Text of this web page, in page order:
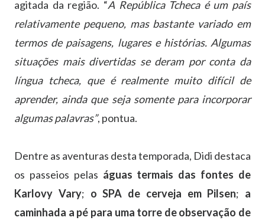
agitada da região. “A República Tcheca é um país
relativamente pequeno, mas bastante variado em
termos de paisagens, lugares e histórias. Algumas
situações mais divertidas se deram por conta da
língua tcheca, que é realmente muito difícil de
aprender, ainda que seja somente para incorporar
algumas palavras”, pontua.
Dentre as aventuras desta temporada, Didi destaca
os passeios pelas águas termais das fontes de
Karlovy Vary; o SPA de cerveja em Pilsen; a
caminhada a pé para uma torre de observação de